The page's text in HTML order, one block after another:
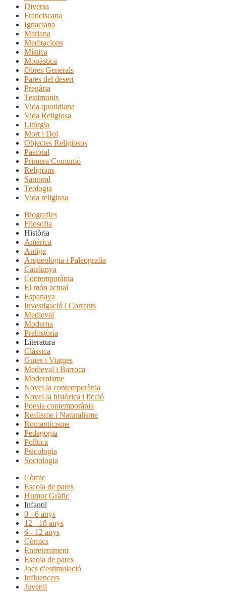
Diversa
Franciscana
Ignaciana
Mariana
Meditacions
Mística
Monàstica
Obres Generals
Pares del desert
Pregària
Testimonis
Vida quotidiana
Vida Religiosa
Litúrgia
Mort i Dol
Objectes Religiosos
Pastoral
Primera Comunió
Religions
Santoral
Teologia
Vida religiosa
Biografies
Filosofia
Història
Amèrica
Antiga
Arqueologia i Paleografia
Catalunya
Contemporània
El món actual
Espanaya
Investigació i Corrents
Medieval
Moderna
Prehistòria
Literatura
Clàssica
Guies i Viatges
Medieval i Barroca
Modernisme
Novel.la contemporània
Novel.la històrica i ficció
Poesia contemporània
Realisme i Naturalisme
Romanticisme
Pedagogia
Política
Psicologia
Sociologia
Còmic
Escola de pares
Humor Gràfic
Infantil
0 - 6 anys
12 - 18 anys
6 - 12 anys
Còmics
Entreteniment
Escola de pares
Jocs d'estimulació
Influencers
Juvenil